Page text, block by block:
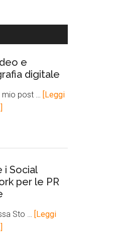
e
digitale
mio post …
[Leggi
i Social
per le PR
Sto …
[Leggi